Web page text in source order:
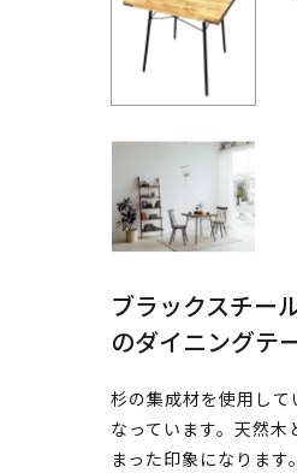
ブラックスチー
のダイニングテ
杉の集成材を使用し
なっています。天然
まった印象になりま